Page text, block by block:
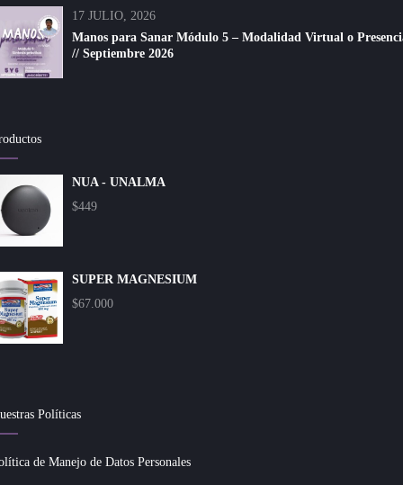
17 JULIO, 2026
Manos para Sanar Módulo 5 – Modalidad Virtual o
// Septiembre 2026
NUA - UNALMA
$449
SUPER MAGNESIUM
$67.000
Políticas
de Manejo de Datos Personales